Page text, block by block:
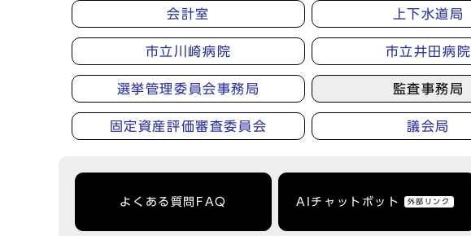
会計室 上下水道局
市立川崎病院 市立井田病院
選挙管理委員会事務局 監査事務局
固定資産評価審査委員会 議会局
よくある質問FAQ AIチャットボット 外部リンク